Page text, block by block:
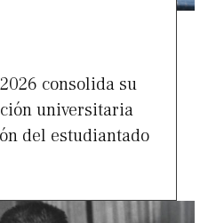
consolida su
universitaria
del estudiantado